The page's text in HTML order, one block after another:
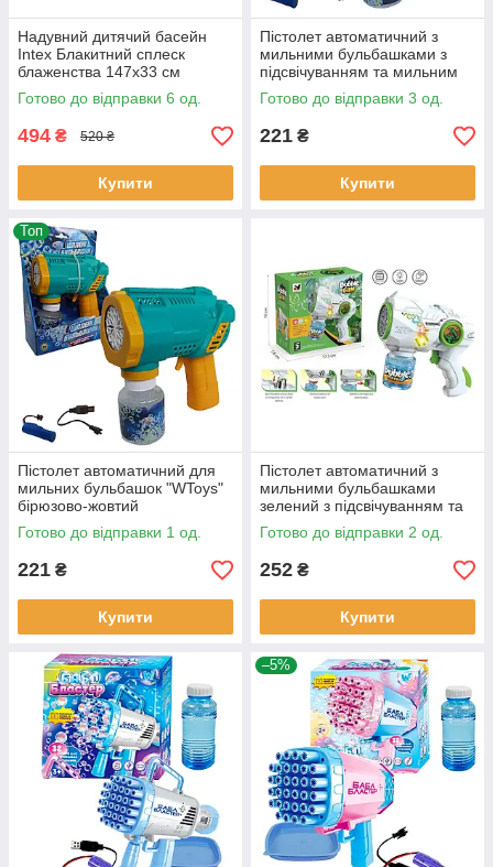
Надувний дитячий басейн
Intex Блакитний сплеск
блаженства 147х33 см
(58467NP)
Готово до відправки 6 од.
494 ₴ 520 ₴
Купити
Пістолет автоматичний з
мильними бульбашками з
підсвічуванням та мильним
розчином, акумулятор
Готово до відправки 3 од.
221 ₴
Купити
Топ
Пістолет автоматичний для
мильних бульбашок "WToys"
бірюзово-жовтий
підсвічування, акумулятор,
розчин (32857)
Готово до відправки 1 од.
221 ₴
Купити
Пістолет автоматичний з
мильними бульбашками
зелений з підсвічуванням та
мильним розчином 16*15,5*6
см (YH358-1)
Готово до відправки 2 од.
252 ₴
Купити
–5%